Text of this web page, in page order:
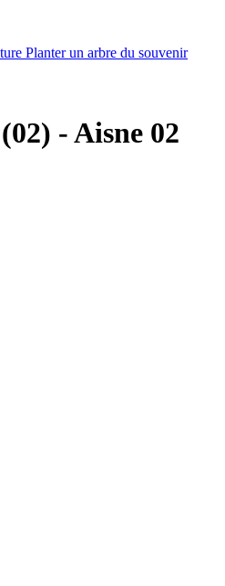
Planter un arbre du souvenir
- Aisne 02